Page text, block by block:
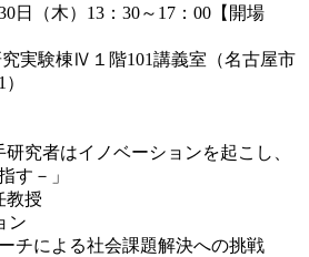
日（木）13：30～17：00【開場
験棟Ⅳ１階101講義室（名古屋市
研究者はイノベーションを起こし、
す－」
教授
ン
チによる社会課題解決への挑戦